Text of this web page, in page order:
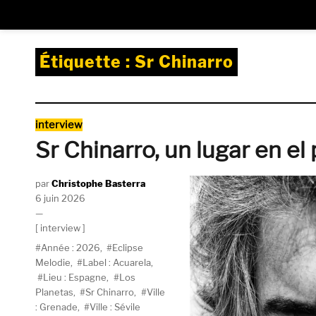
Étiquette : Sr Chinarro
Catégories
interview
Sr Chinarro, un lugar en el
AuteurChristophe Basterra
Publié
le
6 juin 2026
Catégories
interview
Étiquettes
Année : 2026
Eclipse
Melodie
Label : Acuarela
Lieu : Espagne
Los
Planetas
Sr Chinarro
Ville
: Grenade
Ville : Sévile